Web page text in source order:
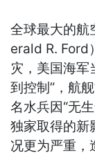
全球最大的航
erald R. Ford
灾，美国海军
到控制”，航
名水兵因“无
独家取得的新
况更为严重，